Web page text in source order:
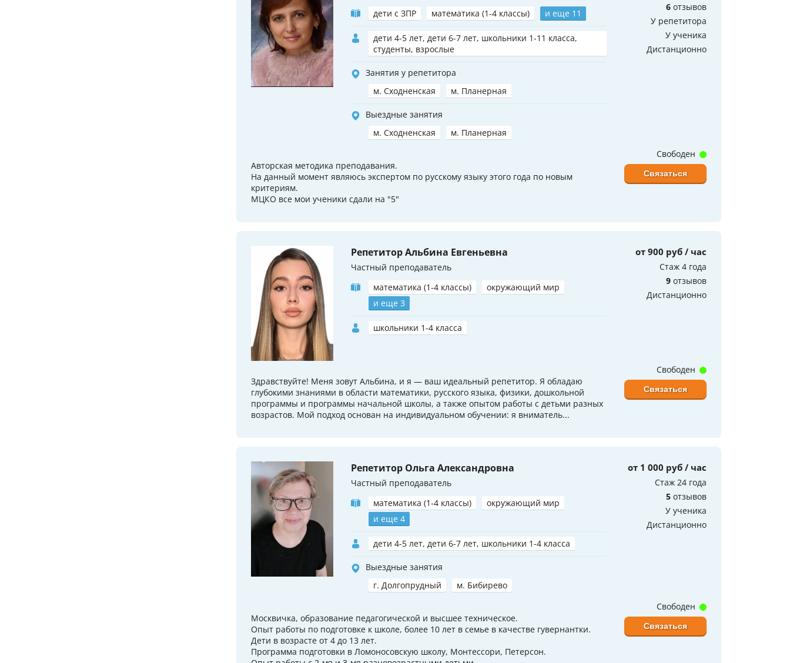
дети с ЗПР
математика (1-4 классы) и еще 11
дети 4-5 лет, дети 6-7 лет, школьники 1-11 класса,
студенты, взрослые
Занятия у репетитора
м. Сходненская
м. Планерная
Выездные занятия
м. Сходненская
м. Планерная
6 отзывов
У репетитора
У ученика
Дистанционно
Авторская методика преподавания.
На данный момент являюсь экспертом по русскому языку этого года по новым
критериям.
МЦКО все мои ученики сдали на "5"
Свободен
Связаться
Репетитор Альбина Евгеньевна
Частный преподаватель
математика (1-4 классы)
окружающий мир
и еще 3
школьники 1-4 класса
от 900 руб / час
Стаж 4 года
9 отзывов
Дистанционно
Здравствуйте! Меня зовут Альбина, и я — ваш идеальный репетитор. Я обладаю
глубокими знаниями в области математики, русского языка, физики, дошкольной
программы и программы начальной школы, а также опытом работы с детьми разных
возрастов. Мой подход основан на индивидуальном обучении: я вниматель...
Свободен
Связаться
Репетитор Ольга Александровна
Частный преподаватель
математика (1-4 классы)
окружающий мир
и еще 4
дети 4-5 лет, дети 6-7 лет, школьники 1-4 класса
Выездные занятия
г. Долгопрудный
м. Бибирево
от 1 000 руб / час
Стаж 24 года
5 отзывов
У ученика
Дистанционно
Москвичка, образование педагогической и высшее техническое.
Опыт работы по подготовке к школе, более 10 лет в семье в качестве гувернантки.
Дети в возрасте от 4 до 13 лет.
Программа подготовки в Ломоносовскую школу, Монтессори, Петерсон.
Свободен
Связаться